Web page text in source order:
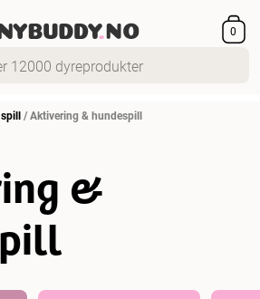
0
/Aktivering & hundespill
&